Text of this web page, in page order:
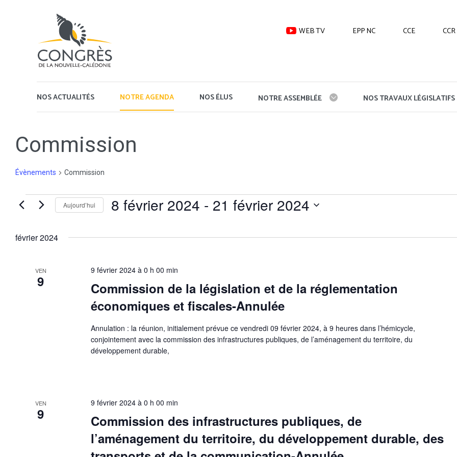
WEB TV EPP NC CCE CCR
NOS ACTUALITÉS NOTRE AGENDA NOS ÉLUS NOTRE ASSEMBLÉE NOS TRAVAUX LÉGISLATIFS
Commission
Évènements Commission
Évènements
Aujourd’hui 8 février 2024 - 21 février 2024
février 2024
VEN
9
Commission de la législation et de la réglementation
économiques et fiscales-Annulée
9 février 2024 à 0 h 00 min
Annulation : la réunion, initialement prévue ce vendredi 09 février 2024, à 9 heures dans l’hémicycle,
conjointement avec la commission des infrastructures publiques, de l’aménagement du territoire, du
développement durable,
VEN
9
Commission des infrastructures publiques, de
l’aménagement du territoire, du développement durable, des
9 février 2024 à 0 h 00 min